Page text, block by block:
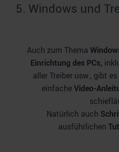
5. Windows und
Auch zum Thema
Einrichtung des PCs,
aller Treiber usw., gibt
einfacheVideo-
Natürlich auch
ausführlichen